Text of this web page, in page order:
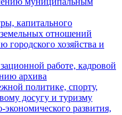
капитального
земельных отношений
городского хозяйства и
работе, кадровой
архива
политике, спорту,
досугу и туризму
развития,